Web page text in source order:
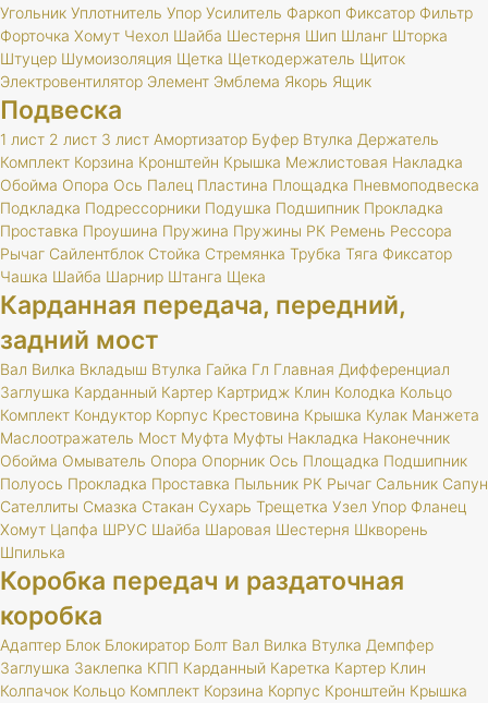
Угольник Уплотнитель Упор Усилитель Фаркоп Фиксатор Фильтр
Форточка Хомут Чехол Шайба Шестерня Шип Шланг Шторка
Штуцер Шумоизоляция Щетка Щеткодержатель Щиток
Электровентилятор Элемент Эмблема Якорь Ящик
Подвеска
1 лист 2 лист 3 лист Амортизатор Буфер Втулка Держатель
Комплект Корзина Кронштейн Крышка Межлистовая Накладка
Обойма Опора Ось Палец Пластина Площадка Пневмоподвеска
Подкладка Подрессорники Подушка Подшипник Прокладка
Проставка Проушина Пружина Пружины РК Ремень Рессора
Рычаг Сайлентблок Стойка Стремянка Трубка Тяга Фиксатор
Чашка Шайба Шарнир Штанга Щека
Карданная передача, передний,
задний мост
Вал Вилка Вкладыш Втулка Гайка Гл Главная Дифференциал
Заглушка Карданный Картер Картридж Клин Колодка Кольцо
Комплект Кондуктор Корпус Крестовина Крышка Кулак Манжета
Маслоотражатель Мост Муфта Муфты Накладка Наконечник
Обойма Омыватель Опора Опорник Ось Площадка Подшипник
Полуось Прокладка Проставка Пыльник РК Рычаг Сальник Сапун
Сателлиты Смазка Стакан Сухарь Трещетка Узел Упор Фланец
Хомут Цапфа ШРУС Шайба Шаровая Шестерня Шкворень
Шпилька
Коробка передач и раздаточная
коробка
Адаптер Блок Блокиратор Болт Вал Вилка Втулка Демпфер
Заглушка Заклепка КПП Карданный Каретка Картер Клин
Колпачок Кольцо Комплект Корзина Корпус Кронштейн Крышка